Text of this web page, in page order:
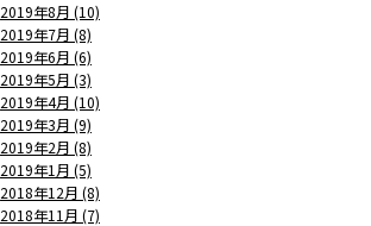
2019年8月 (10)
2019年7月 (8)
2019年6月 (6)
2019年5月 (3)
2019年4月 (10)
2019年3月 (9)
2019年2月 (8)
2019年1月 (5)
2018年12月 (8)
2018年11月 (7)